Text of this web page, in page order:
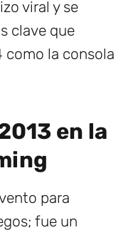
viral y se
clave que
como la consola
en la
para
fue un